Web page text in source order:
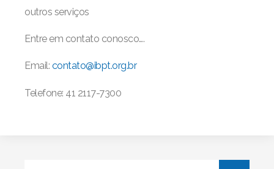
outros serviços
Entre em contato conosco….
Email: contato@ibpt.org.br
Telefone: 41 2117-7300